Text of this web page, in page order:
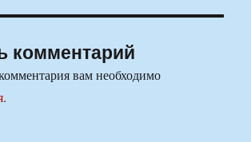
комментарий
вам необходимо
.